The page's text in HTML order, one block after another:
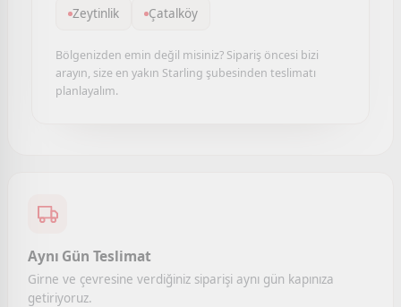
Zeytinlik Çatalköy
Bölgenizden emin değil misiniz? Sipariş öncesi bizi
arayın, size en yakın Starling şubesinden teslimatı
planlayalım.
Aynı Gün Teslimat
Girne ve çevresine verdiğiniz siparişi aynı gün kapınıza
getiriyoruz.